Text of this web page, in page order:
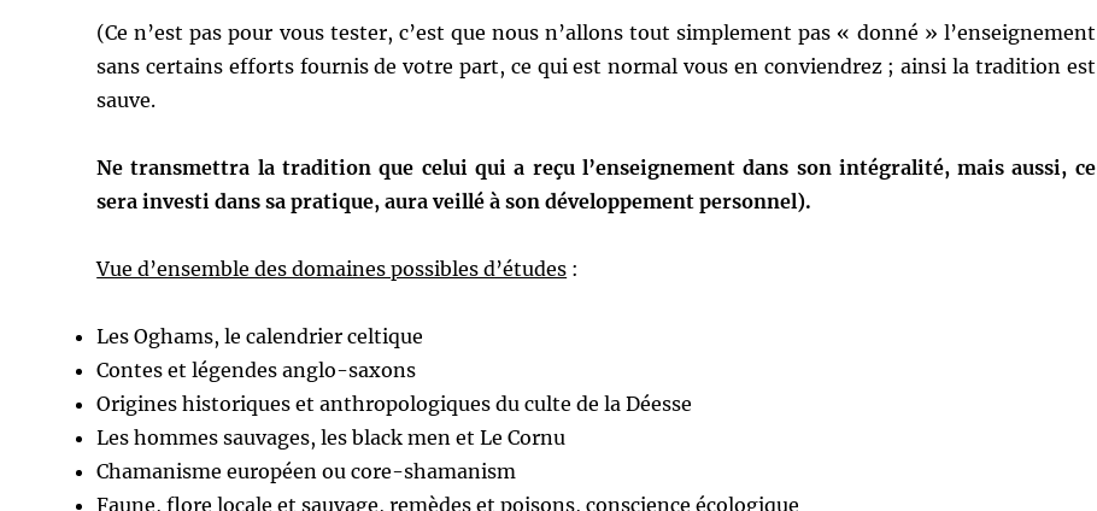
(Ce n’est pas pour vous tester, c’est que nous n’allons tout simplement pas « donné » l’enseignement
sans certains efforts fournis de votre part, ce qui est normal vous en conviendrez ; ainsi la tradition est
sauve.
Ne transmettra la tradition que celui qui a reçu l’enseignement dans son intégralité, mais aussi, ce
sera investi dans sa pratique, aura veillé à son développement personnel).
Vue d’ensemble des domaines possibles d’études :
Les Oghams, le calendrier celtique
Contes et légendes anglo-saxons
Origines historiques et anthropologiques du culte de la Déesse
Les hommes sauvages, les black men et Le Cornu
Chamanisme européen ou core-shamanism
Faune, flore locale et sauvage, remèdes et poisons, conscience écologique